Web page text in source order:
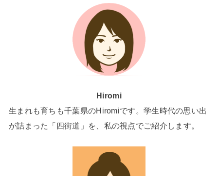
Hiromi
生まれも育ちも千葉県のHiromiです。学生時代の思い出
が詰まった「四街道」を、私の視点でご紹介します。